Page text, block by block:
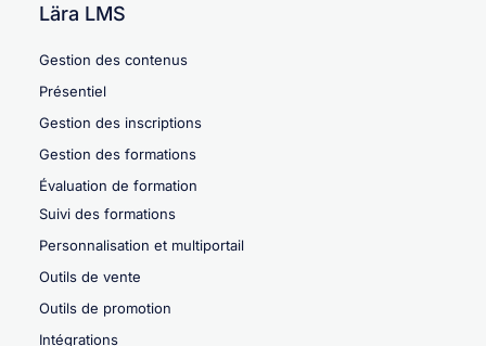
Lära LMS
Gestion des contenus
Présentiel
Gestion des inscriptions
Gestion des formations
Évaluation de formation
Suivi des formations
Personnalisation et multiportail
Outils de vente
Outils de promotion
Intégrations